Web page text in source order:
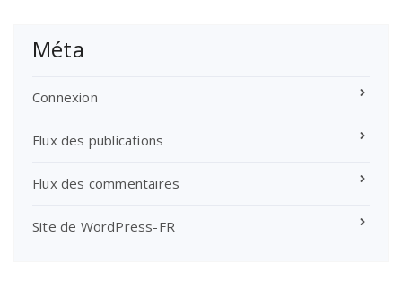
Méta
Connexion
Flux des publications
Flux des commentaires
Site de WordPress-FR